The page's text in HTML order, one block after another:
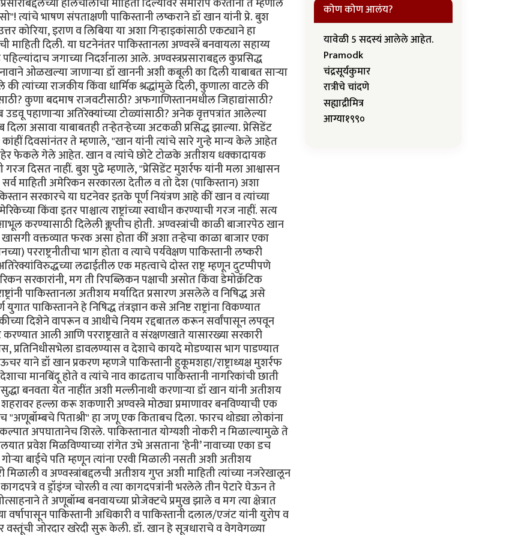
कोण कोण आलंय?
यावेळी 5 सदस्यं आलेले आहेत.
Pramodk
चंद्रसूर्यकुमार
रात्रीचे चांदणे
सह्याद्रीमित्र
आग्या१९९०